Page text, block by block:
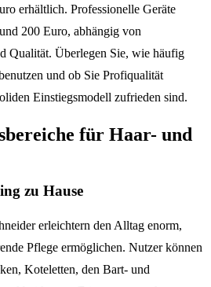
erhältlich. Professionelle Geräte
200 Euro, abhängig von
Qualität. Überlegen Sie, wie häufig
und ob Sie Profiqualität
Einstiegsmodell zufrieden sind.
für Haar- und
zu Hause
erleichtern den Alltag enorm,
Pflege ermöglichen. Nutzer können
Koteletten, den Bart- und